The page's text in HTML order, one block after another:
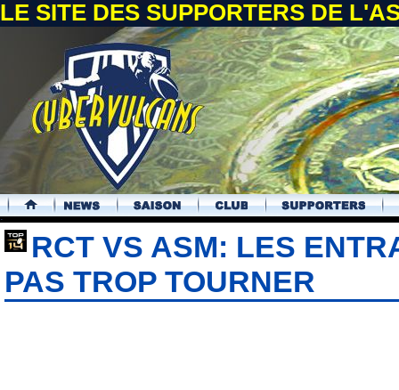
LE SITE DES SUPPORTERS DE
.
RCT VS ASM: LES
PAS TROP TOURNER